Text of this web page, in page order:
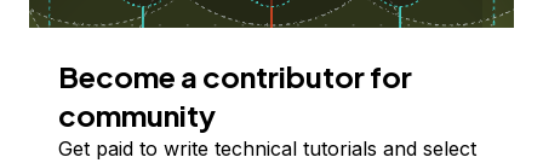
Become a contributor for
community
Get paid to write technical tutorials and select